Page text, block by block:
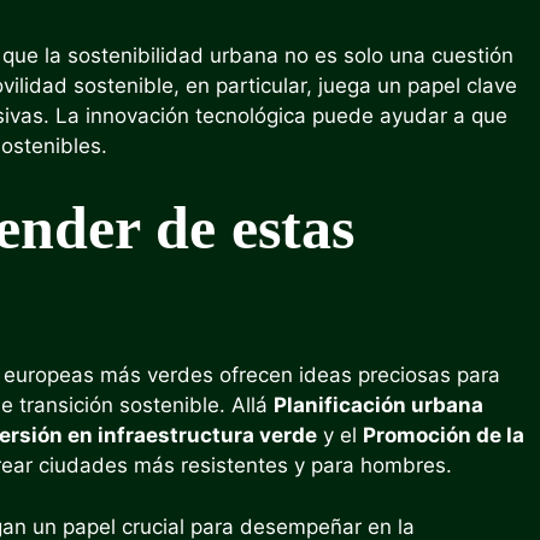
la sostenibilidad urbana no es solo una cuestión
sostenible, en particular, juega un papel clave
La innovación tecnológica puede ayudar a que
de estas
más verdes ofrecen ideas preciosas para
transición sostenible. Allá Planificación urbana
en infraestructura verde y el Promoción de la
ciudades más resistentes y para hombres.
un papel crucial para desempeñar en la